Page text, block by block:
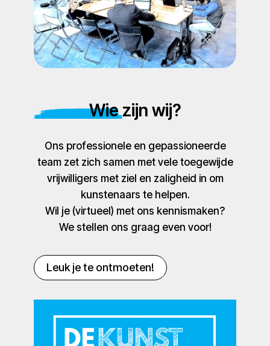
Wie zijn wij?
Ons professionele en gepassioneerde
team zet zich samen met vele toegewijde
vrijwilligers met ziel en zaligheid in om
kunstenaars te helpen.
Wil je (virtueel) met ons kennismaken?
We stellen ons graag even voor!
Leuk je te ontmoeten!